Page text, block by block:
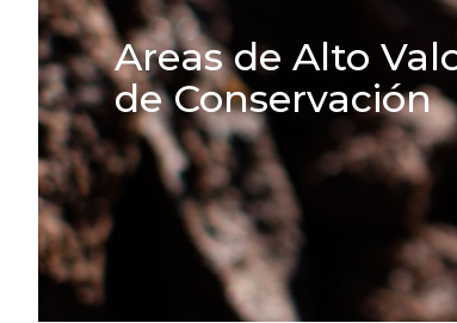
Areas de Alto
de Conservación